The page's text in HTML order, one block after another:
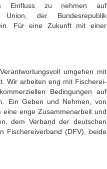
Einfluss zu nehmen auf
Union, der Bundesrepublik
Für eine Zukunft mit einer
umgehen mit
Wir arbeiten eng mit Fischerei-
Bedingungen auf
Ein Geben und Nehmen, von
enge Zusammenarbeit und
dem Verband der deutschen
Fischereiverband (DFV), beide